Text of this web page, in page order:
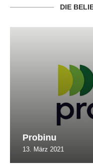
DIE
Probinu
13. März 2021